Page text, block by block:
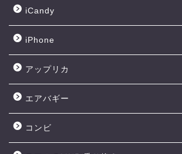
iCandy
iPhone
アップリカ
エアバギー
コンビ